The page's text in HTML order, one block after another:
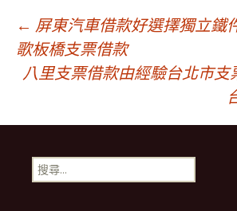
文
章
導
覽
← 屏東汽車借款好選擇獨立鐵
歌板橋支票借款
八里支票借款由經驗台北市支
搜
尋